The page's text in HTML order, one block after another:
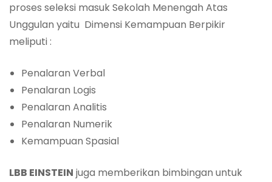
proses seleksi masuk Sekolah Menengah Atas
Unggulan yaitu Dimensi Kemampuan Berpikir
meliputi :
Penalaran Verbal
Penalaran Logis
Penalaran Analitis
Penalaran Numerik
Kemampuan Spasial
LBB EINSTEIN juga memberikan bimbingan untuk